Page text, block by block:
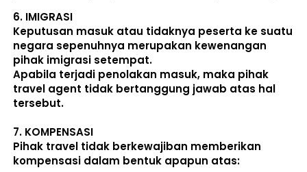
6. IMIGRASI
Keputusan masuk atau tidaknya peserta ke suatu
negara sepenuhnya merupakan kewenangan
pihak imigrasi setempat.
Apabila terjadi penolakan masuk, maka pihak
travel agent tidak bertanggung jawab atas hal
tersebut.
7. KOMPENSASI
Pihak travel tidak berkewajiban memberikan
kompensasi dalam bentuk apapun atas: